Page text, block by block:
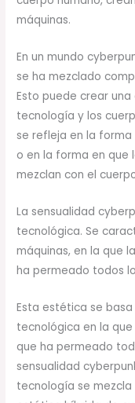
máquinas.
En un mundo
se ha mezclado
Esto puede crear
tecnología y los
se refleja en la
o en la forma en que
mezclan con el
La sensualidad
tecnológica. Se
máquinas, en la que
ha permeado todos
Esta estética se
tecnológica en la
que ha permeado
sensualidad
tecnología se mezcla